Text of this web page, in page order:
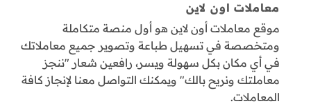
معاملات اون لاين
موقع معاملات أون لاين هو أول منصة متكاملة
ومتخصصة في تسهيل طباعة وتصوير جميع معاملاتك
في أي مكان بكل سهولة ويسر، رافعين شعار "ننجز
معاملتك ونريح بالك" ويمكنك التواصل معنا لإنجاز كافة
المعاملات.